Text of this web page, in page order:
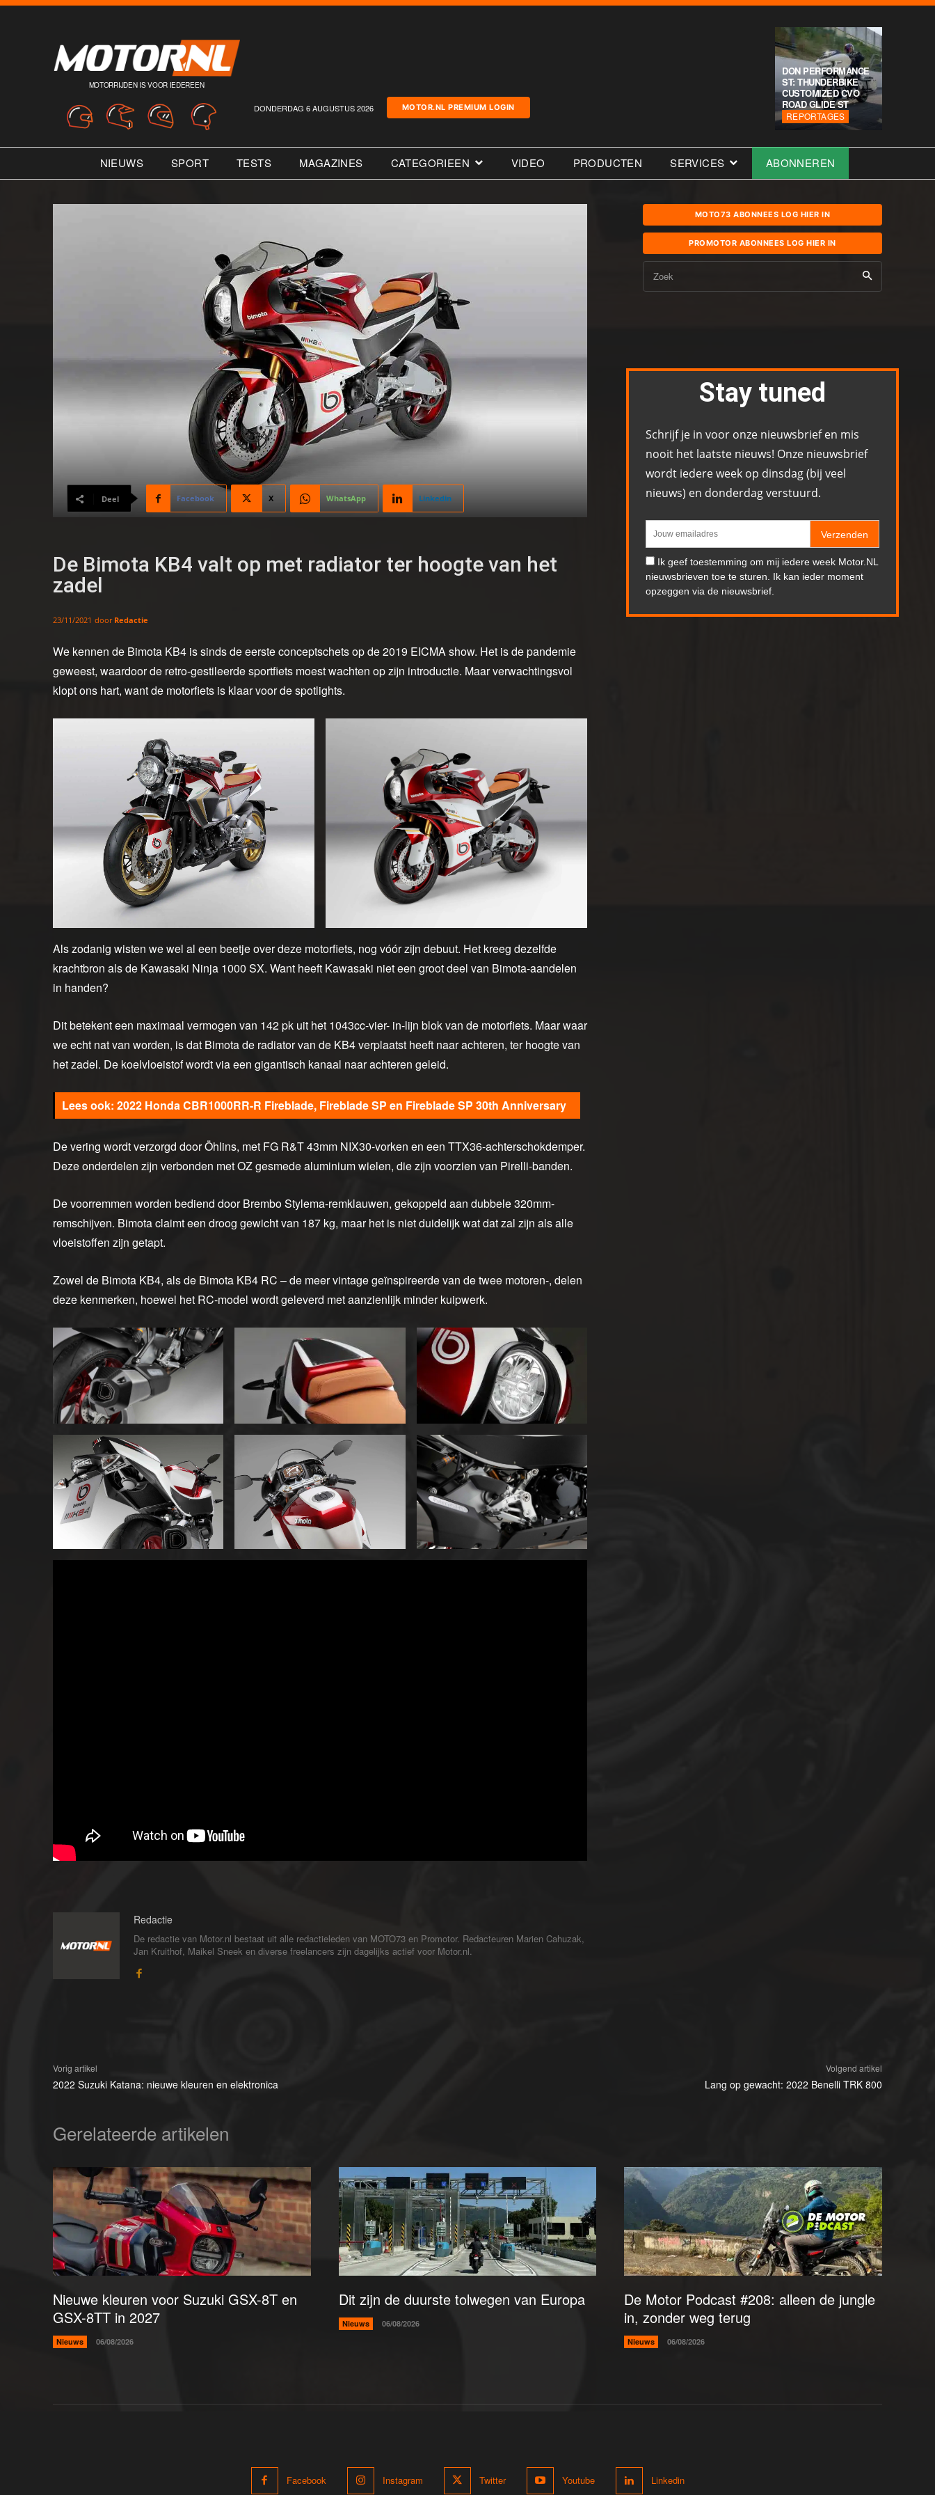
MOTORRIJDEN IS VOOR IEDEREEN
DONDERDAG 6 AUGUSTUS 2026 MOTOR.NL PREMIUM LOGIN
DON PERFORMANCE
ST: THUNDERBIKE
CUSTOMIZED CVO
ROAD GLIDE ST
REPORTAGES
NIEUWS SPORT TESTS MAGAZINES CATEGORIEEN VIDEO PRODUCTEN SERVICES ABONNEREN
Deel Facebook X WhatsApp Linkedin
De Bimota KB4 valt op met radiator ter hoogte van het
zadel
23/11/2021 door Redactie
We kennen de Bimota KB4 is sinds de eerste conceptschets op de 2019 EICMA show. Het is de pandemie
geweest, waardoor de retro-gestileerde sportfiets moest wachten op zijn introductie. Maar verwachtingsvol
klopt ons hart, want de motorfiets is klaar voor de spotlights.
Als zodanig wisten we wel al een beetje over deze motorfiets, nog vóór zijn debuut. Het kreeg dezelfde
krachtbron als de Kawasaki Ninja 1000 SX. Want heeft Kawasaki niet een groot deel van Bimota-aandelen
in handen?
Dit betekent een maximaal vermogen van 142 pk uit het 1043cc-vier- in-lijn blok van de motorfiets. Maar waar
we echt nat van worden, is dat Bimota de radiator van de KB4 verplaatst heeft naar achteren, ter hoogte van
het zadel. De koelvloeistof wordt via een gigantisch kanaal naar achteren geleid.
2022 Honda CBR1000RR-R Fireblade, Fireblade SP en Fireblade SP 30th Anniversary
De vering wordt verzorgd door Öhlins, met FG R&T 43mm NIX30-vorken en een TTX36-achterschokdemper.
Deze onderdelen zijn verbonden met OZ gesmede aluminium wielen, die zijn voorzien van Pirelli-banden.
De voorremmen worden bediend door Brembo Stylema-remklauwen, gekoppeld aan dubbele 320mm-
remschijven. Bimota claimt een droog gewicht van 187 kg, maar het is niet duidelijk wat dat zal zijn als alle
vloeistoffen zijn getapt.
Zowel de Bimota KB4, als de Bimota KB4 RC – de meer vintage geïnspireerde van de twee motoren-, delen
deze kenmerken, hoewel het RC-model wordt geleverd met aanzienlijk minder kuipwerk.
Redactie
De redactie van Motor.nl bestaat uit alle redactieleden van MOTO73 en Promotor. Redacteuren Marien Cahuzak,
Jan Kruithof, Maikel Sneek en diverse freelancers zijn dagelijks actief voor Motor.nl.
MOTO73 ABONNEES LOG HIER IN
PROMOTOR ABONNEES LOG HIER IN
Zoek
Stay tuned
Schrijf je in voor onze nieuwsbrief en mis
nooit het laatste nieuws! Onze nieuwsbrief
wordt iedere week op dinsdag (bij veel
nieuws) en donderdag verstuurd.
Verzenden
Ik geef toestemming om mij iedere week Motor.NL
nieuwsbrieven toe te sturen. Ik kan ieder moment
opzeggen via de nieuwsbrief.
Vorig artikel
2022 Suzuki Katana: nieuwe kleuren en elektronica
Volgend artikel
Lang op gewacht: 2022 Benelli TRK 800
Gerelateerde artikelen
Nieuwe kleuren voor Suzuki GSX-8T en
GSX-8TT in 2027
Nieuws 06/08/2026
Dit zijn de duurste tolwegen van Europa
Nieuws 06/08/2026
De Motor Podcast #208: alleen de jungle
in, zonder weg terug
Nieuws 06/08/2026
Facebook Instagram Twitter Youtube Linkedin